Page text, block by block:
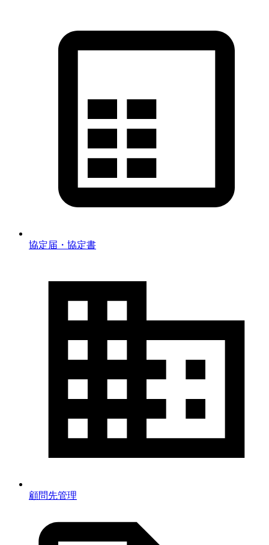
協定届・協定書
顧問先管理